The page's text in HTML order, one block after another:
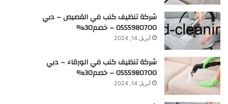
شركة تنظيف كنب في القصيص – دبي
0555980700 – خصم30%
أبريل 14, 2024
شركة تنظيف كنب في الورقاء – دبي
0555980700 – خصم30%
أبريل 14, 2024